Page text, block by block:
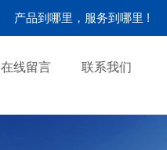
产品到哪里，服务到哪里 !
在线留言 联系我们